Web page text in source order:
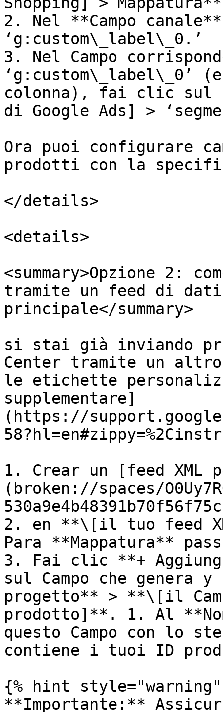
2. Nel **Campo
‘g:custom\_label\_0.’
3. Nel Campo
‘g:custom\_label\_0’
colonna), fai clic sul
di Google Ads] >
Ora puoi configurare
prodotti con la
</details>
<details>
<summary>Opzione 2:
tramite un feed di dati
principale</summary>
si stai già inviando
Center tramite un altro
le etichette
supplementare]
(https://
1. Crear un [feed XML
(broken://spaces/
2. en **\[il tuo feed
Para **Mappatura**
3. Fai clic **+
sul Campo che genera
progetto** > **\[il
prodotto]**. 1. Al
questo Campo con lo
contiene i tuoi ID
{% hint style="warning"
**Importante:**